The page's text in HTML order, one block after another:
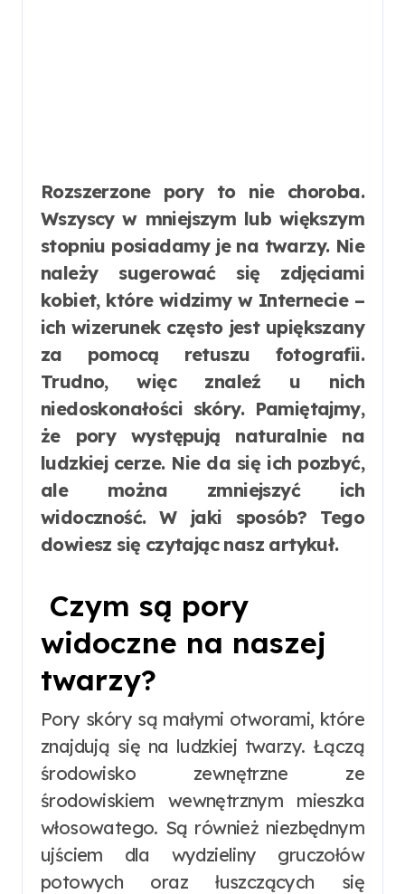
Rozszerzone pory to nie choroba.
Wszyscy w mniejszym lub większym
stopniu posiadamy je na twarzy. Nie
należy sugerować się zdjęciami
kobiet, które widzimy w Internecie –
ich wizerunek często jest upiększany
za pomocą retuszu fotografii.
Trudno, więc znaleź u nich
niedoskonałości skóry. Pamiętajmy,
że pory występują naturalnie na
ludzkiej cerze. Nie da się ich pozbyć,
ale można zmniejszyć ich
widoczność. W jaki sposób? Tego
dowiesz się czytając nasz artykuł.
Czym są pory
widoczne na naszej
twarzy?
Pory skóry są małymi otworami, które
znajdują się na ludzkiej twarzy. Łączą
środowisko zewnętrzne ze
środowiskiem wewnętrznym mieszka
włosowatego. Są również niezbędnym
ujściem dla wydzieliny gruczołów
potowych oraz łuszczących się